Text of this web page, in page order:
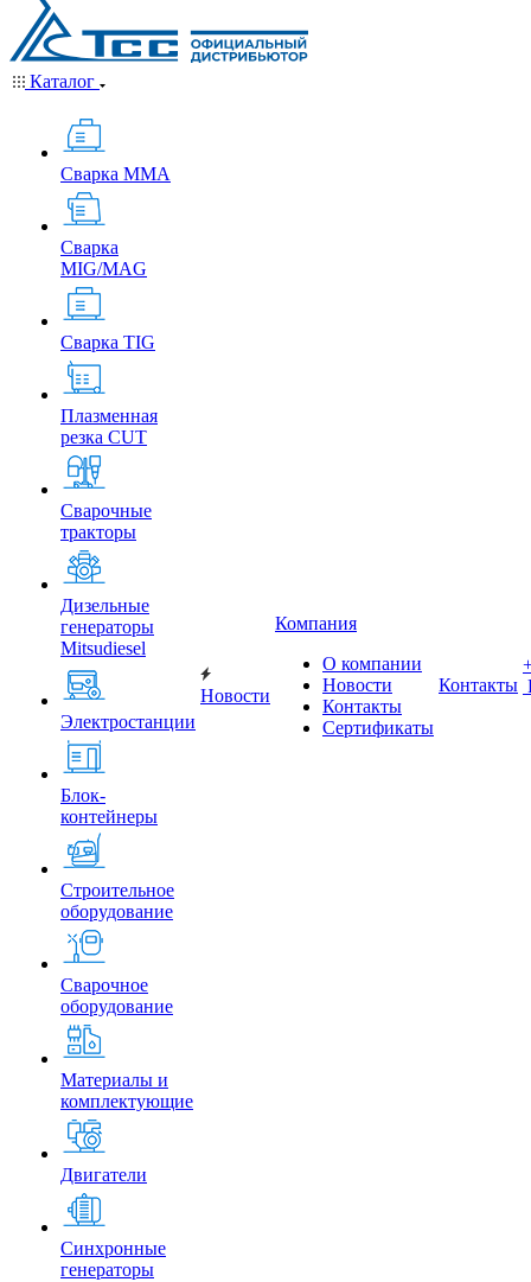
Каталог
Сварка MMA
Сварка
MIG/MAG
Сварка TIG
Плазменная
резка CUT
Сварочные
тракторы
Дизельные
генераторы
Mitsudiesel
Электростанции
Блок-
контейнеры
Строительное
оборудование
Сварочное
оборудование
Материалы и
комплектующие
Двигатели
Синхронные
генераторы
Новости
Компания
О компании
Новости
Контакты
Сертификаты
Контакты